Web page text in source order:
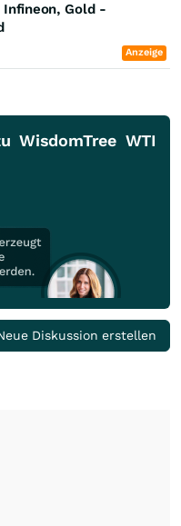
Infineon, Gold -
Anzeige
WisdomTree WTI
Diskussion erstellen